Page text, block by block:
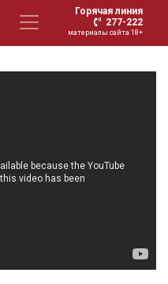
Горячая линия
277-222
материалы сайта 18+